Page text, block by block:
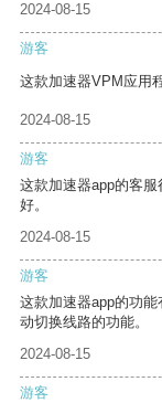
2024-08-15
游客
这款加速器VPM应用
2024-08-15
游客
这款加速器app的客
好。
2024-08-15
游客
这款加速器app的功
动切换线路的功能。
2024-08-15
游客